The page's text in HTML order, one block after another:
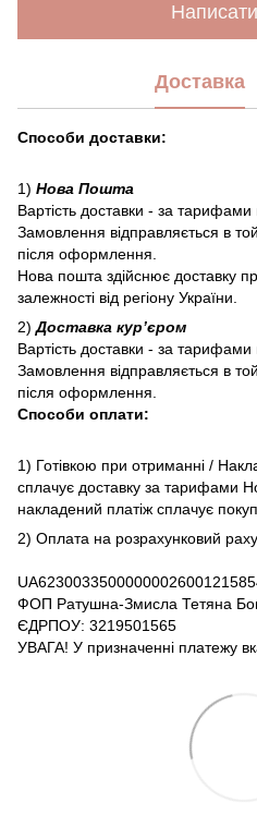
Написати
Доставка
Способи доставки:
1) Нова Пошта
Вартість доставки - за тарифами
Замовлення відправляється в
після оформлення.
Нова пошта здійснює доставку
залежності від регіону України.
2)Доставка курʼєром
Вартість доставки - за тарифами
Замовлення відправляється в
після оформлення.
Способи оплати:
1) Готівкою при отриманні /
сплачує доставку за тарифами
накладений платіж сплачує
2) Оплата на розрахунковий
ФОП Ратушна-Змисла Тетяна
ЄДРПОУ: 3219501565
УВАГА! У призначенні платежу